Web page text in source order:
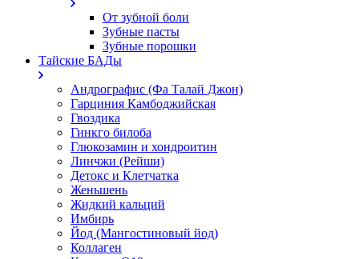
От зубной боли
Зубные пасты
Зубные порошки
Тайские БАДы
Андрографис (Фа Талай Джон)
Гарциния Камбоджийская
Гвоздика
Гинкго билоба
Глюкозамин и хондроитин
Линчжи (Рейши)
Детокс и Клетчатка
Женьшень
Жидкий кальций
Имбирь
Йод (Мангостиновый йод)
Коллаген